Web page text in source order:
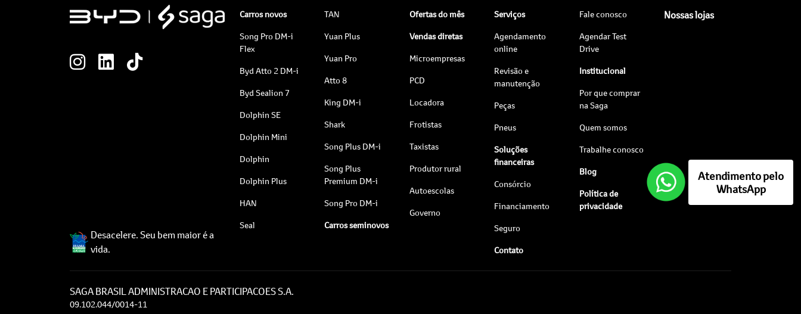
Desacelere. Seu bem maior é a
vida.
Carros novos
Song Pro DM-i
Flex
Byd Atto 2 DM-i
Byd Sealion 7
Dolphin SE
Dolphin Mini
Dolphin
Dolphin Plus
HAN
Seal
TAN
Yuan Plus
Yuan Pro
Atto 8
King DM-i
Shark
Song Plus DM-i
Song Plus
Premium DM-i
Song Pro DM-i
Carros seminovos
Ofertas do mês
Vendas diretas
Microempresas
PCD
Locadora
Frotistas
Taxistas
Produtor rural
Autoescolas
Governo
Serviços
Agendamento
online
Revisão e
manutenção
Peças
Pneus
Soluções
financeiras
Consórcio
Financiamento
Seguro
Contato
Fale conosco
Agendar Test
Drive
Institucional
Por que comprar
na Saga
Quem somos
Trabalhe conosco
Blog
Política de
privacidade
Nossas lojas
SAGA BRASIL ADMINISTRACAO E PARTICIPACOES S.A.
09.102.044/0014-11
Atendimento pelo
WhatsApp